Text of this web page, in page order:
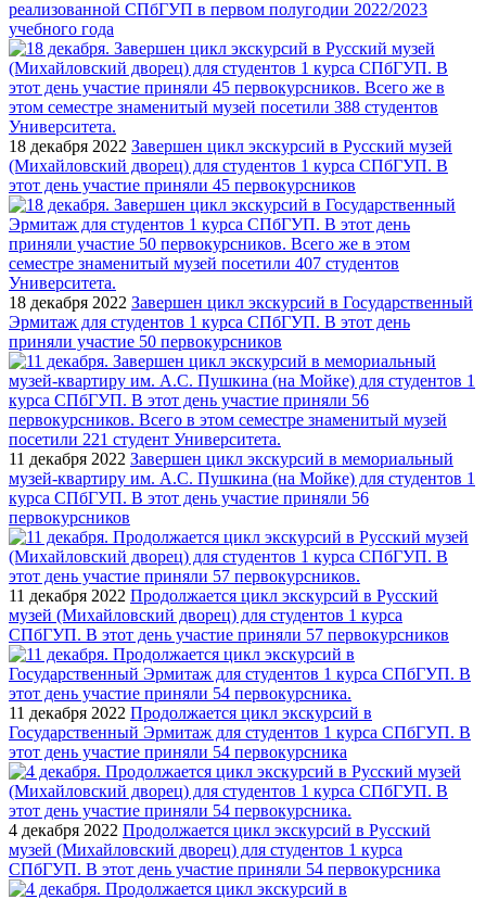
реализованной СПбГУП в первом полугодии 2022/2023
учебного года
18 декабря 2022 Завершен цикл экскурсий в Русский музей
(Михайловский дворец) для студентов 1 курса СПбГУП. В
этот день участие приняли 45 первокурсников
18 декабря 2022 Завершен цикл экскурсий в Государственный
Эрмитаж для студентов 1 курса СПбГУП. В этот день
приняли участие 50 первокурсников
11 декабря 2022 Завершен цикл экскурсий в мемориальный
музей-квартиру им. А.С. Пушкина (на Мойке) для студентов 1
курса СПбГУП. В этот день участие приняли 56
первокурсников
11 декабря 2022 Продолжается цикл экскурсий в Русский
музей (Михайловский дворец) для студентов 1 курса
СПбГУП. В этот день участие приняли 57 первокурсников
11 декабря 2022 Продолжается цикл экскурсий в
Государственный Эрмитаж для студентов 1 курса СПбГУП. В
этот день участие приняли 54 первокурсника
4 декабря 2022 Продолжается цикл экскурсий в Русский
музей (Михайловский дворец) для студентов 1 курса
СПбГУП. В этот день участие приняли 54 первокурсника